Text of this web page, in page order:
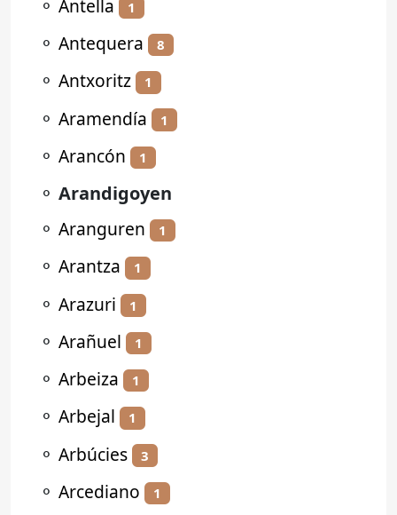
⚬ Antella 1
⚬ Antequera 8
⚬ Antxoritz 1
⚬ Aramendía 1
⚬ Arancón 1
⚬ Arandigoyen
⚬ Aranguren 1
⚬ Arantza 1
⚬ Arazuri 1
⚬ Arañuel 1
⚬ Arbeiza 1
⚬ Arbejal 1
⚬ Arbúcies 3
⚬ Arcediano 1